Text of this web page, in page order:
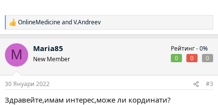
Р
е
к
и
OnlineMedicineandV.Andreev
M Maria85
New Member
Рейтинг -0%
0
0 0
30 Януари 2022 #3
Здравейте,имам интерес,може ли кординати?